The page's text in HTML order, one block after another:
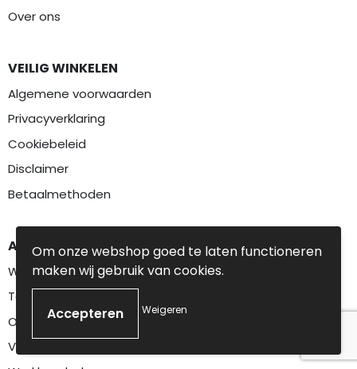
Over ons
VEILIG WINKELEN
Algemene voorwaarden
Privacyverklaring
Cookiebeleid
Disclaimer
Betaalmethoden
AANBEVOLEN CATEGORIEËN
Werkkleding
Textiel
Overalls
Veiligheidskleding
Om onze webshop goed te laten functioneren
maken wij gebruik van cookies.
Weigeren